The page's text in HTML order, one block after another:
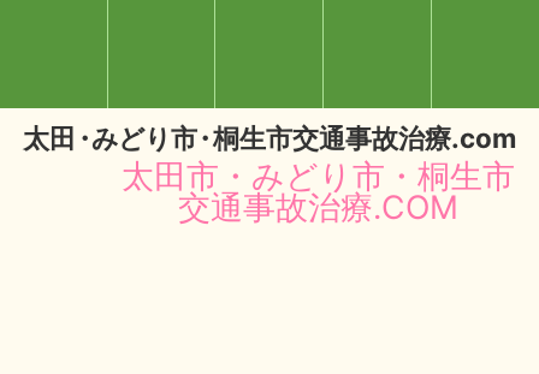
太田・みどり市・桐生市交通事故治療.com
太田市・みどり市・桐生市
交通事故治療.COM